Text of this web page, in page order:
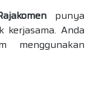
punya
Anda
menggunakan